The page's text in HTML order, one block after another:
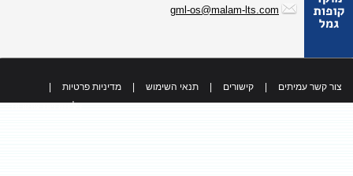
gml-os@malam-lts.com
צור קשר עמיתים קישורים תנאי השימוש מדיניות פרטיות
כל הזכויות שמורות